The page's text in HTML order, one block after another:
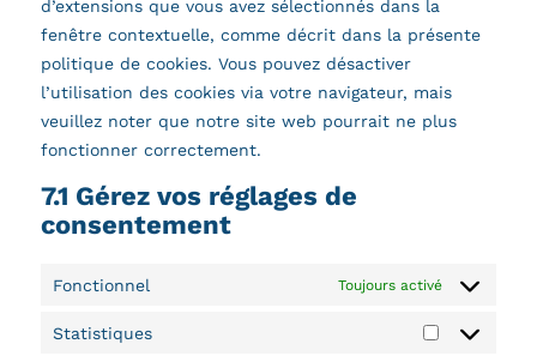
d’extensions que vous avez sélectionnés dans la
fenêtre contextuelle, comme décrit dans la présente
politique de cookies. Vous pouvez désactiver
l’utilisation des cookies via votre navigateur, mais
veuillez noter que notre site web pourrait ne plus
fonctionner correctement.
7.1 Gérez vos réglages de
consentement
Fonctionnel Toujours activé
Statistiques
Statistiques